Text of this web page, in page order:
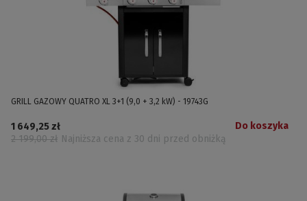
GRILL GAZOWY QUATRO XL 3+1 (9,0 + 3,2 kW) - 19743G
1 649,25 zł
2 199,00 zł Najniższa cena z 30 dni przed obniżką
Do koszyka